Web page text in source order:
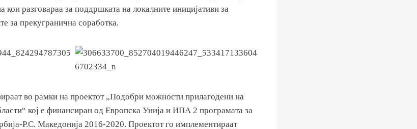
кои разговараа за поддршката на локалните иницијативи за
за прекугранична соработка.
во рамки на проектот „Подобри можности прилагодени на
кој е финансиран од Европска Унија и ИПА 2 програмата за
Р.С. Македонија 2016-2020. Проектот го имплементираат